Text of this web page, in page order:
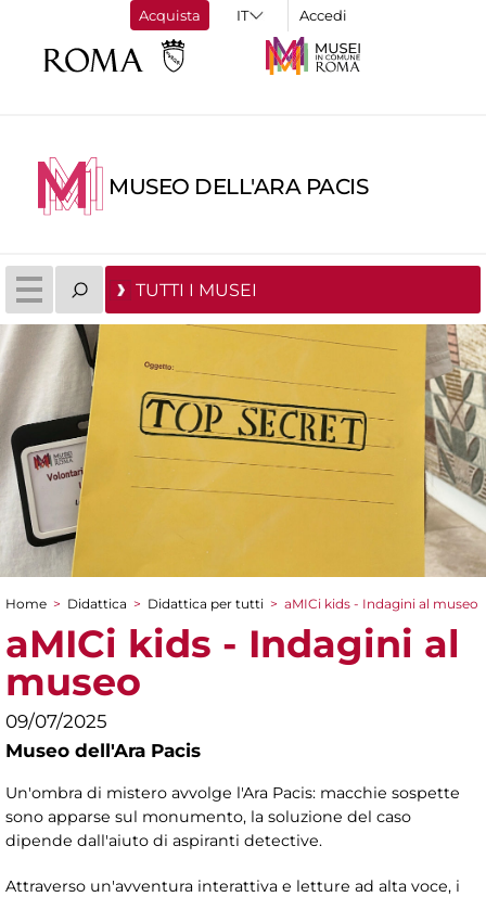
Acquista Accedi
MUSEO DELL'ARA PACIS
TUTTI I MUSEI
Tu sei qui
Home > Didattica > Didattica per tutti > aMICi kids - Indagini al museo
aMICi kids - Indagini al
museo
09/07/2025
Museo dell'Ara Pacis
Un'ombra di mistero avvolge l'Ara Pacis: macchie sospette
sono apparse sul monumento, la soluzione del caso
dipende dall'aiuto di aspiranti detective.
Attraverso un'avventura interattiva e letture ad alta voce, i